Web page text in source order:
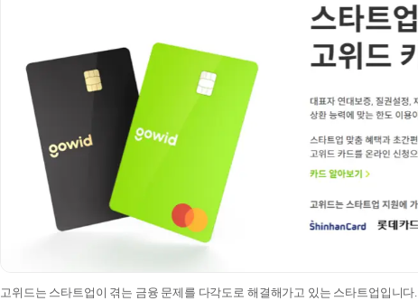
고위드는 스타트업이 겪는 금융 문제를 다각도로 해결해가고 있는 스타트업입니다.